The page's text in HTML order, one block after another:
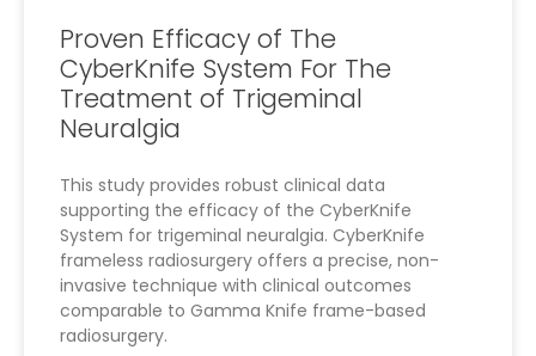
Proven Efficacy of The
CyberKnife System For The
Treatment of Trigeminal
Neuralgia
This study provides robust clinical data
supporting the efficacy of the CyberKnife
System for trigeminal neuralgia. CyberKnife
frameless radiosurgery offers a precise, non-
invasive technique with clinical outcomes
comparable to Gamma Knife frame-based
radiosurgery.